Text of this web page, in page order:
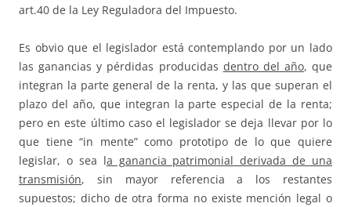
art.40 de la Ley Reguladora del Impuesto.
Es obvio que el legislador está contemplando por un lado
las ganancias y pérdidas producidas dentro del año, que
integran la parte general de la renta, y las que superan el
plazo del año, que integran la parte especial de la renta;
pero en este último caso el legislador se deja llevar por lo
que tiene “in mente” como prototipo de lo que quiere
legislar, o sea la ganancia patrimonial derivada de una
transmisión, sin mayor referencia a los restantes
supuestos; dicho de otra forma no existe mención legal o